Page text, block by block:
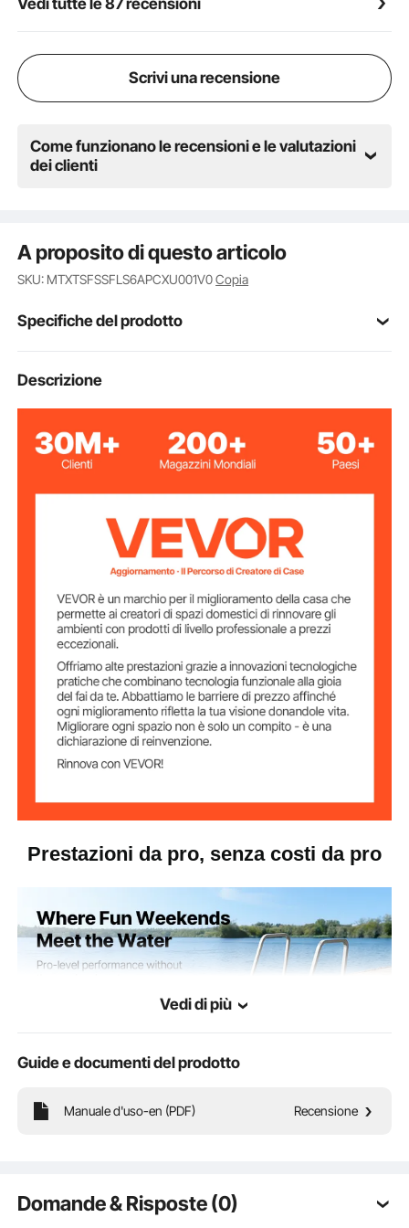
Contribuisce a ridurre l'accumulo di alghe e depositi
Vedi tutte le 87 recensioni
Scrivi una recensione
Come funzionano le recensioni e le valutazioni
dei clienti
A proposito di questo articolo
SKU: MTXTSFSSFLS6APCXU001V0Copia
Specifiche del prodotto
Codice modello
articolo
Tipo Scala angolata (ribaltabile)
Lega di alluminio
Descrizione
Prestazioni da pro, senza costi da pro
Realizzata in lega di alluminio, supporta fino a 159 kg. I gradini
antiscivolo con superficie testurizzata garantiscono sicurezza
Vedi di più
Guide e documenti del prodotto
Manuale d'uso-en (PDF) Recensione
Domande & Risposte (0)